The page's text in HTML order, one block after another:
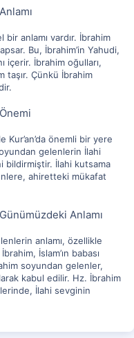
anlamı vardır. İbrahim
Bu, İbrahim’in Yahudi,
içerir. İbrahim oğulları,
taşır. Çünkü İbrahim
önemli bir yere
gelenlerin İlahi
bildirmiştir. İlahi kutsama
ahiretteki mükafat
Anlamı
anlamı, özellikle
İslam’ın babası
soyundan gelenler,
kabul edilir. Hz. İbrahim
İlahi sevginin